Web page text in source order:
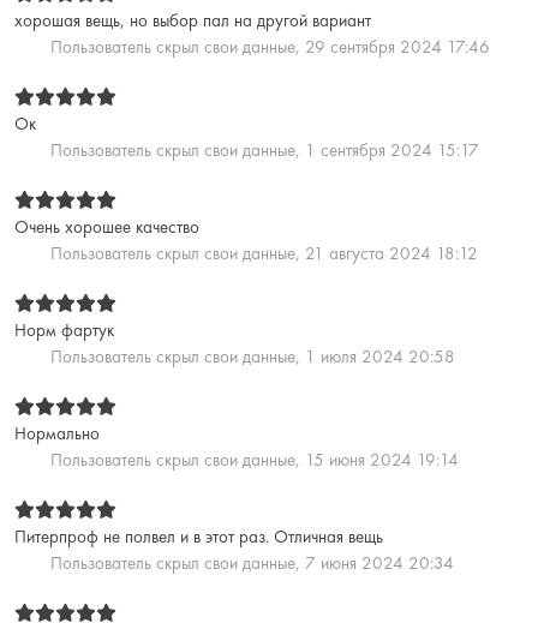
хорошая вещь, но выбор пал на другой вариант
Пользователь скрыл свои данные, 29 сентября 2024 17:46
Ок
Пользователь скрыл свои данные, 1 сентября 2024 15:17
Очень хорошее качество
Пользователь скрыл свои данные, 21 августа 2024 18:12
Норм фартук
Пользователь скрыл свои данные, 1 июля 2024 20:58
Нормально
Пользователь скрыл свои данные, 15 июня 2024 19:14
Питерпроф не полвел и в этот раз. Отличная вещь
Пользователь скрыл свои данные, 7 июня 2024 20:34